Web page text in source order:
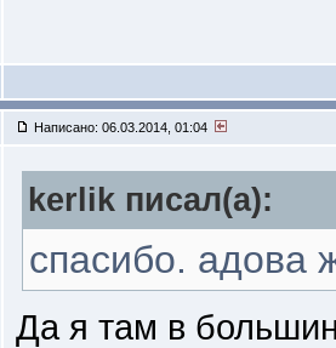
Написано: 06.03.2014, 01:04
kerlik писал(a):
спасибо. адова
Да я там в